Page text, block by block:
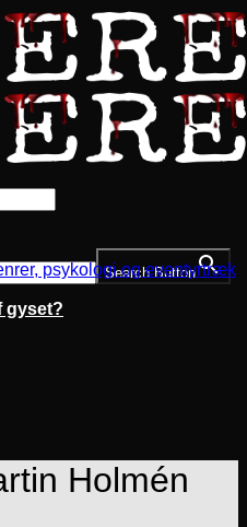
Search Button
psykologi og eventyrtræk
gyset?
Holmén